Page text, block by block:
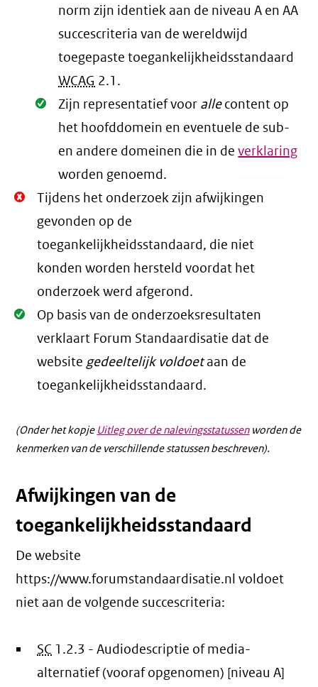
norm zijn identiek aan de niveau A en AA
succescriteria van de wereldwijd
toegepaste toegankelijkheidsstandaard
WCAG 2.1 .
Oké.
Zijn representatief voor allecontent op
het hoofddomein en eventuele de sub-
en andere domeinen die in deverklaring
worden genoemd.
Niet
Oké.
Tijdens het onderzoek zijn afwijkingen
gevonden op de
toegankelijkheidsstandaard, die niet
konden worden hersteld voordat het
onderzoek werd afgerond.
Oké.
Op basis van de onderzoeksresultaten
verklaart Forum Standaardisatie dat de
websitegedeeltelijk voldoetaan de
toegankelijkheidsstandaard.
(Onder het kopje Uitleg over de nalevingsstatussenworden de
kenmerken van de verschillende statussen beschreven).
Afwijkingen van de
toegankelijkheidsstandaard
De website
https://www.forumstandaardisatie.nl voldoet
niet aan de volgende succescriteria:
SC 1.2.3 - Audiodescriptie of media-
alternatief (vooraf opgenomen) [niveau A]